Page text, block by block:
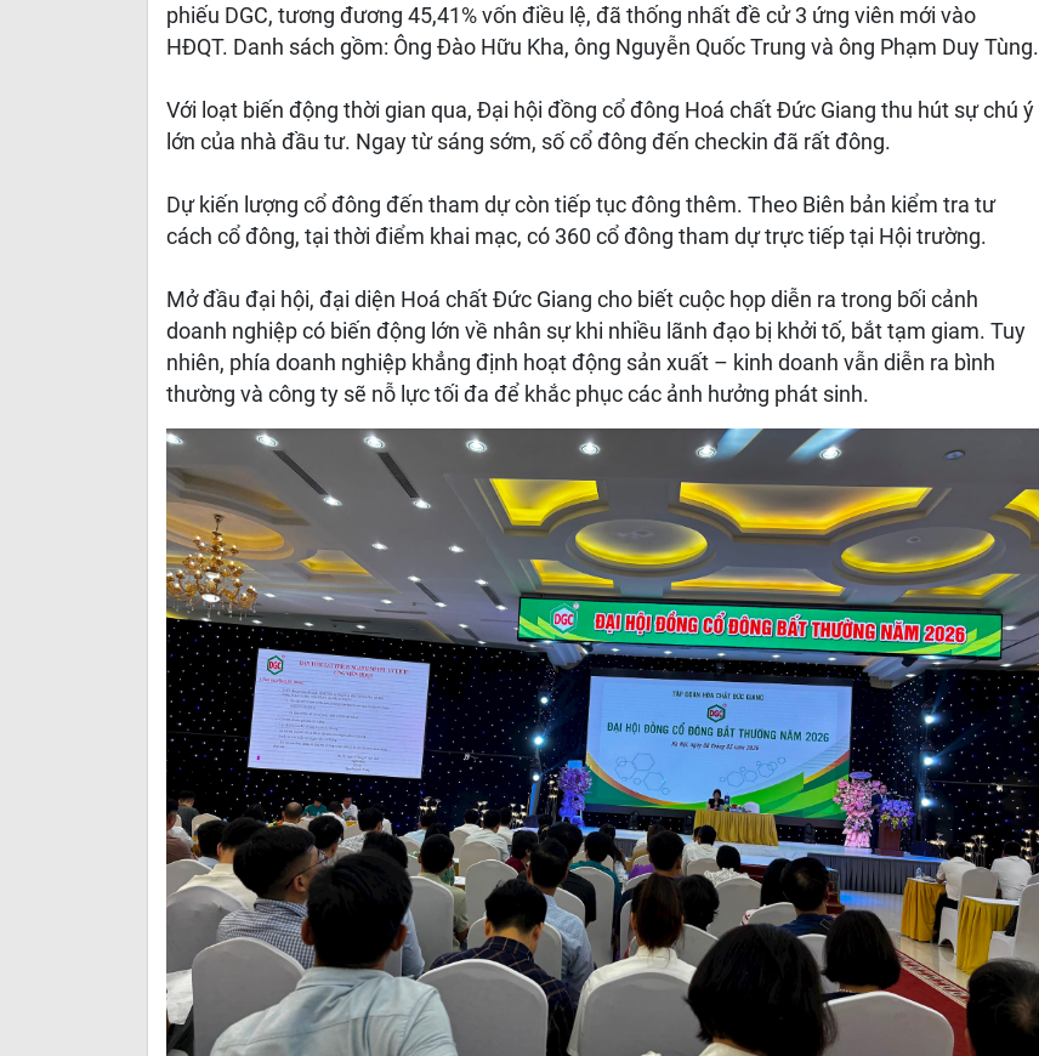
phiếu DGC, tương đương 45,41% vốn điều lệ, đã thống nhất đề cử 3 ứng viên mới vào
HĐQT. Danh sách gồm: Ông Đào Hữu Kha, ông Nguyễn Quốc Trung và ông Phạm Duy Tùng.
Với loạt biến động thời gian qua, Đại hội đồng cổ đông Hoá chất Đức Giang thu hút sự chú ý
lớn của nhà đầu tư. Ngay từ sáng sớm, số cổ đông đến checkin đã rất đông.
Dự kiến lượng cổ đông đến tham dự còn tiếp tục đông thêm. Theo Biên bản kiểm tra tư
cách cổ đông, tại thời điểm khai mạc, có 360 cổ đông tham dự trực tiếp tại Hội trường.
Mở đầu đại hội, đại diện Hoá chất Đức Giang cho biết cuộc họp diễn ra trong bối cảnh
doanh nghiệp có biến động lớn về nhân sự khi nhiều lãnh đạo bị khởi tố, bắt tạm giam. Tuy
nhiên, phía doanh nghiệp khẳng định hoạt động sản xuất – kinh doanh vẫn diễn ra bình
thường và công ty sẽ nỗ lực tối đa để khắc phục các ảnh hưởng phát sinh.